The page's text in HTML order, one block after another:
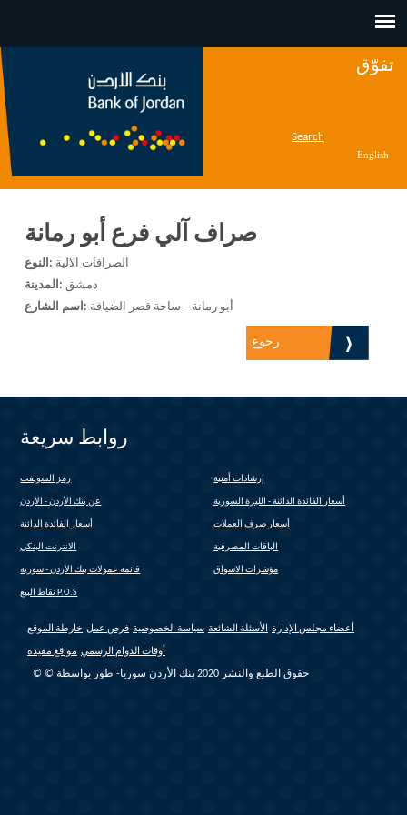
تفوّق
Search
English
صراف آلي فرع أبو رمانة
النوع: الصرافات الآلية
المدينة: دمشق
اسم الشارع: أبو رمانة – ساحة قصر الضيافة
رجوع
روابط سريعة
رمز السويفت إرشادات أمنية
عن بنك الأردن - الأردن أسعار الفائدة الدائنة - الليرة السورية
أسعار الفائدة الدائنة أسعار صرف العملات
الانترنت البنكي الباقات المصرفية
قائمة عمولات بنك الأردن - سورية مؤشرات الاسواق
نقاط البيع P.O.S
خارطة الموقع فرص عمل سياسة الخصوصية الأسئلة الشائعة أعضاء مجلس الإدارة
مواقع مفيدة أوقات الدوام الرسمي
© © حقوق الطبع والنشر 2020 بنك الأردن سوريا- طور بواسطة